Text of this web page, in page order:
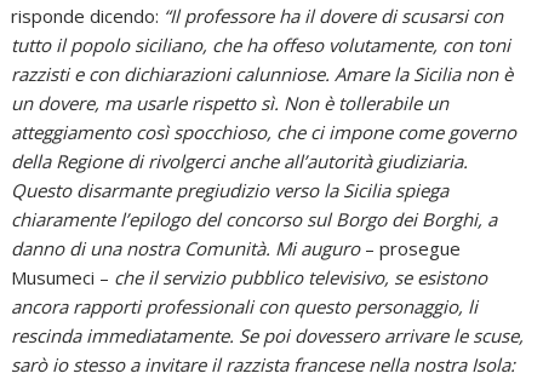
risponde dicendo: “Il professore ha il dovere di scusarsi con
tutto il popolo siciliano, che ha offeso volutamente, con toni
razzisti e con dichiarazioni calunniose. Amare la Sicilia non è
un dovere, ma usarle rispetto sì. Non è tollerabile un
atteggiamento così spocchioso, che ci impone come governo
della Regione di rivolgerci anche all’autorità giudiziaria.
Questo disarmante pregiudizio verso la Sicilia spiega
chiaramente l’epilogo del concorso sul Borgo dei Borghi, a
danno di una nostra Comunità. Mi auguro– prosegue
Musumeci – che il servizio pubblico televisivo, se esistono
ancora rapporti professionali con questo personaggio, li
rescinda immediatamente. Se poi dovessero arrivare le scuse,
sarò io stesso a invitare il razzista francese nella nostra Isola: